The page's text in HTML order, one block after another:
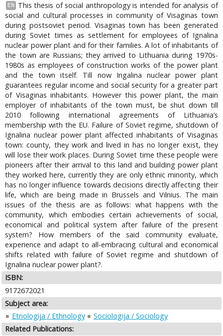
EN
This thesis of social anthropology is intended for analysis of
social and cultural processes in community of Visaginas town
during postsoviet period. Visaginas town has been generated
during Soviet times as settlement for employees of Ignalina
nuclear power plant and for their families. A lot of inhabitants of
the town are Russians; they arrived to Lithuania during 1970s-
1980s as employees of construction works of the power plant
and the town itself. Till now Ingalina nuclear power plant
guarantees regular income and social security for a greater part
of Visaginas inhabitants. However this power plant, the main
employer of inhabitants of the town must, be shut down till
2010 following international agreements of Lithuania’s
membership with the EU. Failure of Soviet regime, shutdown of
Ignalina nuclear power plant affected inhabitants of Visaginas
town: county, they work and lived in has no longer exist, they
will lose their work places. During Soviet time these people were
pioneers after their arrival to this land and building power plant
they worked here, currently they are only ethnic minority, which
has no longer influence towards decisions directly affecting their
life, which are being made in Brussels and Vilnius. The main
issues of the thesis are as follows: what happens with the
community, which embodies certain achievements of social,
economical and political system after failure of the present
system? How members of the said community evaluate,
experience and adapt to all-embracing cultural and economical
shifts related with failure of Soviet regime and shutdown of
Ignalina nuclear power plant?.
ISBN:
9172672021
Subject area:
Etnologija / Ethnology
Sociologija / Sociology
Related Publications: